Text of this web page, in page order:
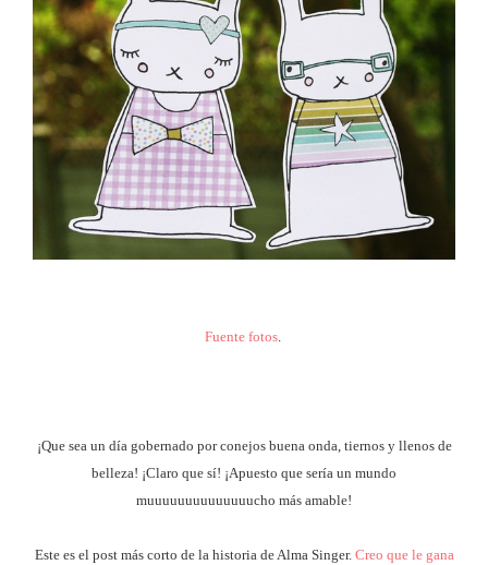
Fuente fotos.
¡Que sea un día gobernado por conejos buena onda, tiernos y llenos de
belleza! ¡Claro que sí! ¡Apuesto que sería un mundo
muuuuuuuuuuuuuucho más amable!
Este es el post más corto de la historia de Alma Singer. Creo que le gana